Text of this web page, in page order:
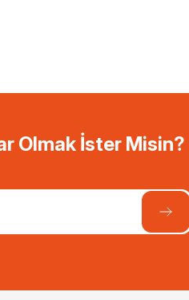
Olmak İster Misin?